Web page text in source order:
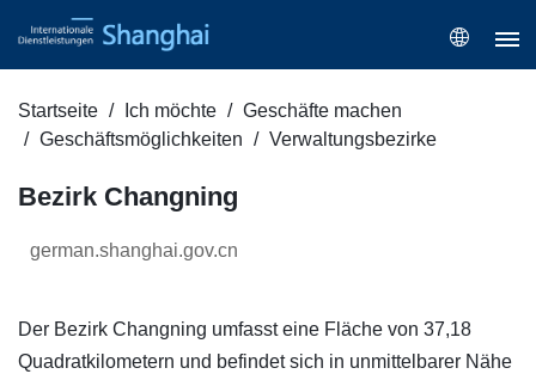
Startseite Ich möchte
Geschäfte machen
Geschäftsmöglichkeiten
Verwaltungsbezirke
Bezirk Changning
german.shanghai.gov.cn
Der Bezirk Changning umfasst eine Fläche von 37,18
Quadratkilometern und befindet sich in unmittelbarer Nähe